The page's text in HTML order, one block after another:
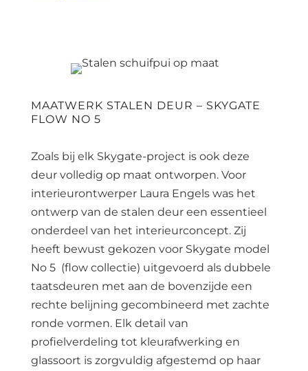
MAATWERK STALEN DEUR – SKYGATE
FLOW NO 5
Zoals bij elk Skygate-project is ook deze
deur volledig op maat ontworpen. Voor
interieurontwerper Laura Engels was het
ontwerp van de stalen deur een essentieel
onderdeel van het interieurconcept. Zij
heeft bewust gekozen voor Skygate model
No 5 (flow collectie) uitgevoerd als dubbele
taatsdeuren met aan de bovenzijde een
rechte belijning gecombineerd met zachte
ronde vormen. Elk detail van
profielverdeling tot kleurafwerking en
glassoort is zorgvuldig afgestemd op haar